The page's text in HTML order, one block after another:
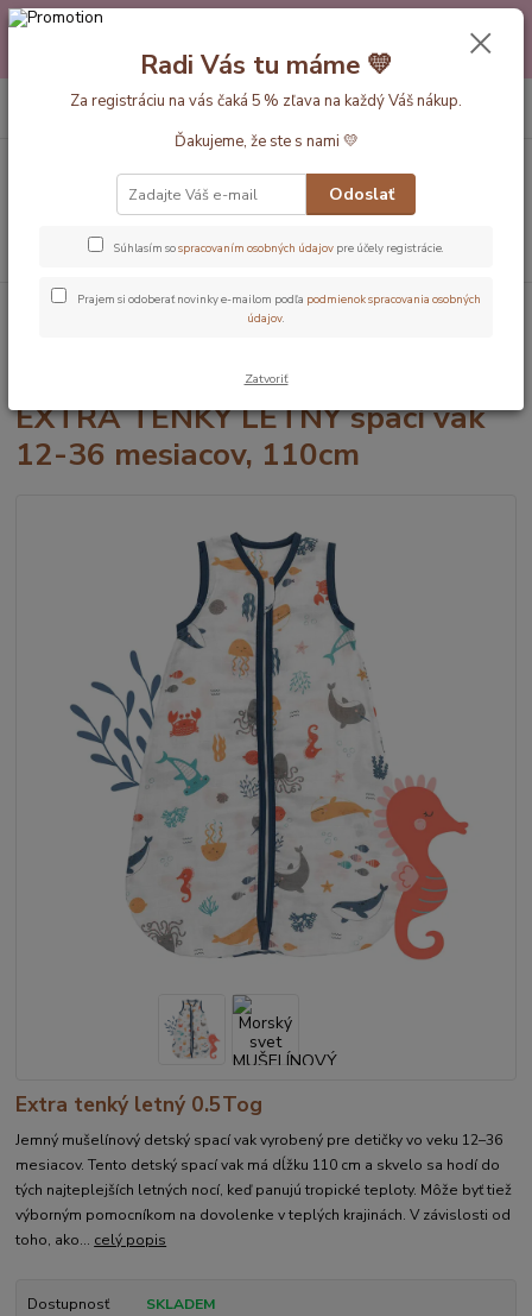
Máte nejakú otázku alebo váhate s výberom? Neváhajte a zavolajte
pokojne aj večer alebo cez víkend. Sme tu pre Vás.💛 Petra a babička
Monička
EUR
Hľadať
+420 777 610 855
Dĺžka vaku 110cm (12-36mesiac)
Morský svet MUŠELÍNOVÝ
EXTRA TENKÝ LETNÝ spací vak 12-36 mesiacov, 110cm
Morský svet MUŠELÍNOVÝ
EXTRA TENKÝ LETNÝ spací vak
12-36 mesiacov, 110cm
Extra tenký letný 0.5Tog
Jemný mušelínový detský spací vak vyrobený pre detičky vo veku 12–36
mesiacov. Tento detský spací vak má dĺžku 110 cm a skvelo sa hodí do
tých najteplejších letných nocí, keď panujú tropické teploty. Môže byť tiež
výborným pomocníkom na dovolenke v teplých krajinách. V závislosti od
toho, ako... celý popis
Dostupnosť SKLADEM
Radi Vás tu máme 💛
Za registráciu na vás čaká 5 % zľava na každý Váš nákup.
Ďakujeme, že ste s nami 💛
Odoslať
Súhlasím sospracovaním osobných údajov pre účely registrácie.
Prajem si odoberať novinky e-mailom podľa podmienok spracovania osobných
údajov.
Zatvoriť